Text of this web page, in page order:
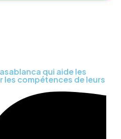
qui aide les
les compétences de leurs